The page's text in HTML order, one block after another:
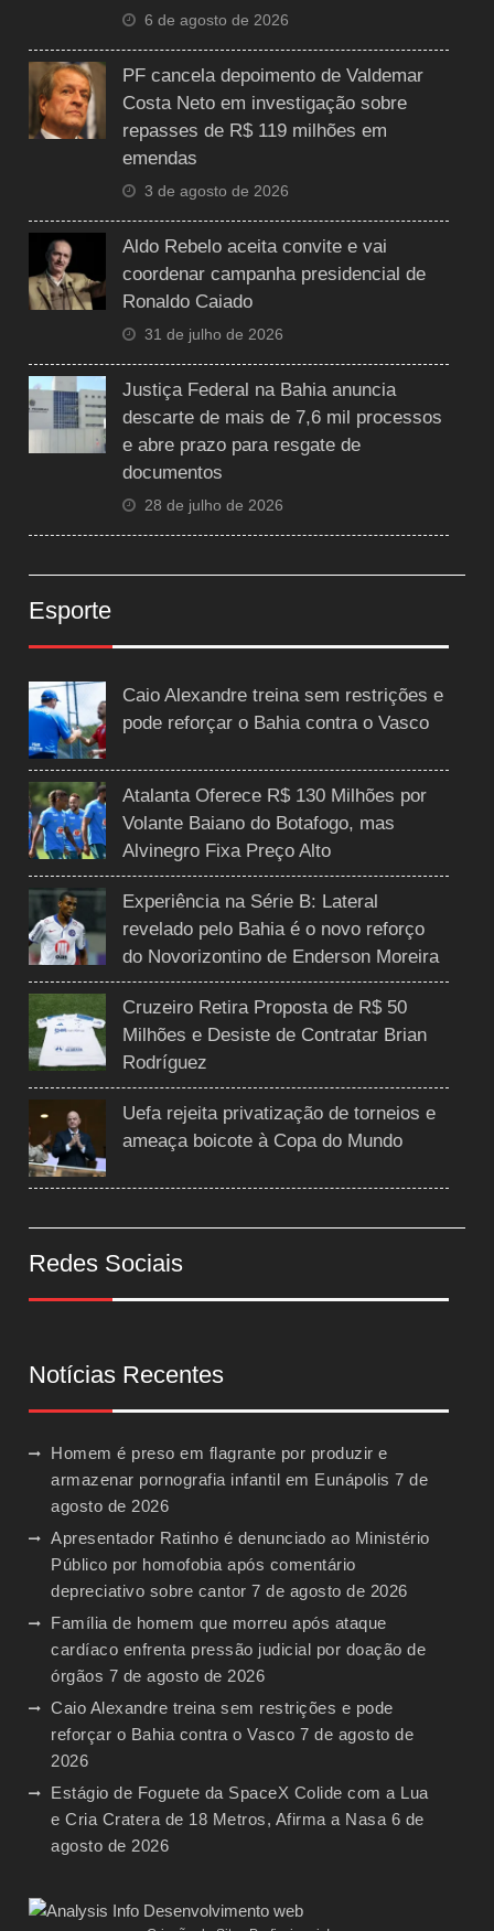
6 de agosto de 2026
PF cancela depoimento de Valdemar
Costa Neto em investigação sobre
repasses de R$ 119 milhões em
emendas
3 de agosto de 2026
Aldo Rebelo aceita convite e vai
coordenar campanha presidencial de
Ronaldo Caiado
31 de julho de 2026
Justiça Federal na Bahia anuncia
descarte de mais de 7,6 mil processos
e abre prazo para resgate de
documentos
28 de julho de 2026
Esporte
Caio Alexandre treina sem restrições e
pode reforçar o Bahia contra o Vasco
Atalanta Oferece R$ 130 Milhões por
Volante Baiano do Botafogo, mas
Alvinegro Fixa Preço Alto
Experiência na Série B: Lateral
revelado pelo Bahia é o novo reforço
do Novorizontino de Enderson Moreira
Cruzeiro Retira Proposta de R$ 50
Milhões e Desiste de Contratar Brian
Rodríguez
Uefa rejeita privatização de torneios e
ameaça boicote à Copa do Mundo
Redes Sociais
Notícias Recentes
Homem é preso em flagrante por produzir e
armazenar pornografia infantil em Eunápolis 7 de
agosto de 2026
Apresentador Ratinho é denunciado ao Ministério
Público por homofobia após comentário
depreciativo sobre cantor 7 de agosto de 2026
Família de homem que morreu após ataque
cardíaco enfrenta pressão judicial por doação de
órgãos 7 de agosto de 2026
Caio Alexandre treina sem restrições e pode
reforçar o Bahia contra o Vasco 7 de agosto de
2026
Estágio de Foguete da SpaceX Colide com a Lua
e Cria Cratera de 18 Metros, Afirma a Nasa 6 de
agosto de 2026